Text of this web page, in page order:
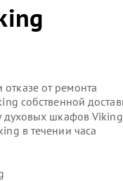
от ремонта
собственной
духовых шкафов Viking
в течении часа